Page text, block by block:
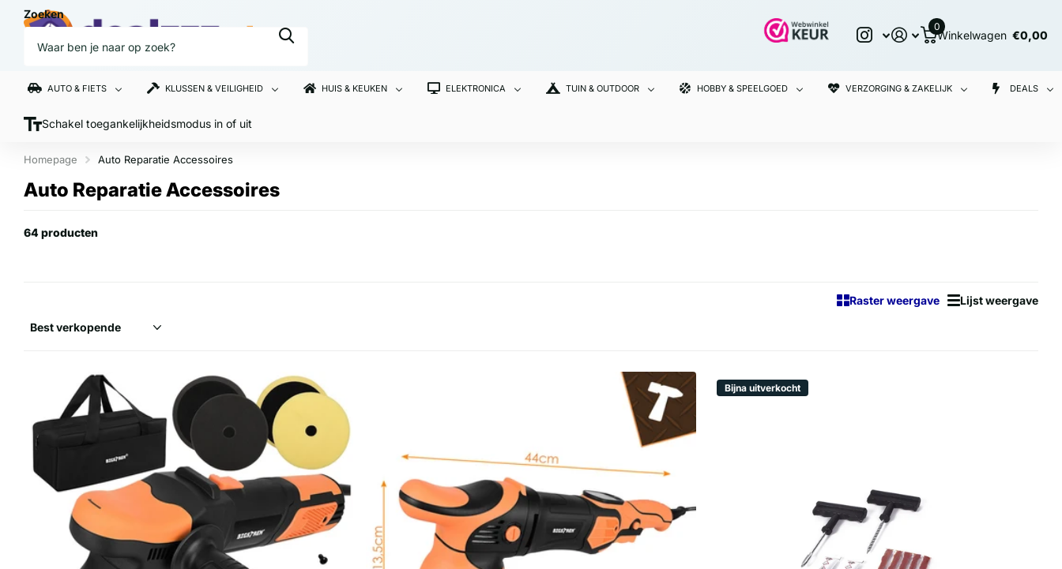
Zoeken
Winkelwagen
0
€0,00
AUTO & FIETS KLUSSEN & VEILIGHEID HUIS & KEUKEN ELEKTRONICA TUIN & OUTDOOR HOBBY & SPEELGOED VERZORGING & ZAKELIJK DEALS
Schakel toegankelijkheidsmodus in of uit
Homepage Auto Reparatie Accessoires
Auto Reparatie Accessoires
64 producten
Raster weergave Lijst weergave
Bijna uitverkocht